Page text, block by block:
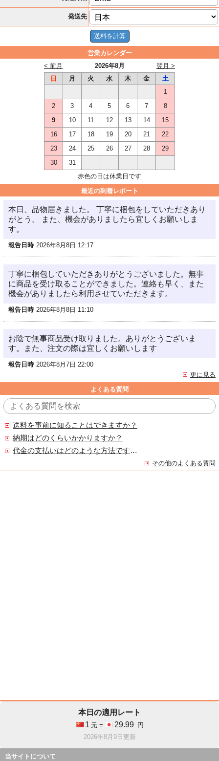
発送先
営業カレンダー
2026年8月
< 前月
翌月 >
日
月 火 水 木 金
土
1
2
3 4 5 6 7
8
9
10 11 12 13 14
15
16
17 18 19 20 21
22
23
24 25 26 27 28
29
30
31
赤色の日は休業日です
最近の到着レポート
本日、品物届きました。 丁寧に梱包をしていただきあり
がとう。 また、機会がありましたら宜しくお願いしま
す。
報告日時 2026年8月8日 12:17
丁寧に梱包していただきありがとうございました。無事
に商品を受け取ることができました。連絡も早く、また
機会がありましたら利用させていただきます。
報告日時 2026年8月8日 11:10
お陰で無事商品受け取りました。ありがとうございま
す。また、注文の際は宜しくお願いします
報告日時 2026年8月7日 22:00
更に見る
よくある質問
送料を事前に知ることはできますか？
納期はどのくらいかかりますか？
代金の支払いはどのような方法ですか？
その他のよくある質問
本日の適用レート
1 元 = 29.99
円
2026年8月9日更新
当サイトについて